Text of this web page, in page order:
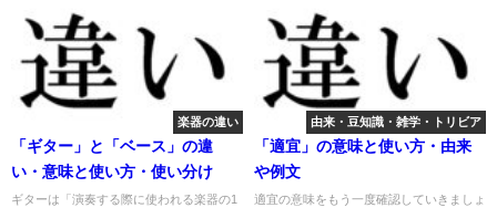
楽器の違い
「ギター」と「ベース」の違
い・意味と使い方・使い分け
ギターは「演奏する際に使われる楽器の1
由来・豆知識・雑学・トリビア
「適宜」の意味と使い方・由来
や例文
適宜の意味をもう一度確認していきましょ